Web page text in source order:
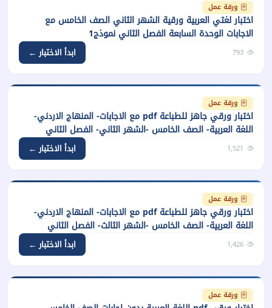
ورقة عمل
اختبار لغتي العربية ورقية الشهر الثاني الصف الخامس مع
الاجابات الوحدة السابعة الفصل الثاني نموذج1
793 ابدأ الاختبار ←
ورقة عمل
اختبار ورقي جاهز للطباعة pdf مع الاجابات- المنهاج الاردني-
اللغة العربية- الصف الخامس -الشهر الثاني- الفصل الثاني
1,521 ابدأ الاختبار ←
ورقة عمل
اختبار ورقي جاهز للطباعة pdf مع الاجابات- المنهاج الاردني-
اللغة العربية- الصف الخامس -الشهر الثالث- الفصل الثاني
1,426 ابدأ الاختبار ←
ورقة عمل